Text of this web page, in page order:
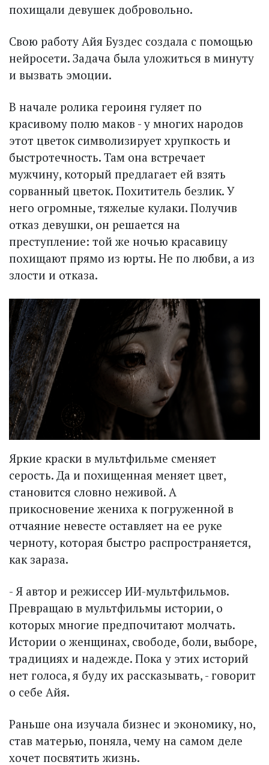
похищали девушек добровольно.
Свою работу Айя Буздес создала с помощью
нейросети. Задача была уложиться в минуту
и вызвать эмоции.
В начале ролика героиня гуляет по
красивому полю маков - у многих народов
этот цветок символизирует хрупкость и
быстротечность. Там она встречает
мужчину, который предлагает ей взять
сорванный цветок. Похититель безлик. У
него огромные, тяжелые кулаки. Получив
отказ девушки, он решается на
преступление: той же ночью красавицу
похищают прямо из юрты. Не по любви, а из
злости и отказа.
Яркие краски в мультфильме сменяет
серость. Да и похищенная меняет цвет,
становится словно неживой. А
прикосновение жениха к погруженной в
отчаяние невесте оставляет на ее руке
черноту, которая быстро распространяется,
как зараза.
- Я автор и режиссер ИИ-мультфильмов.
Превращаю в мультфильмы истории, о
которых многие предпочитают молчать.
Истории о женщинах, свободе, боли, выборе,
традициях и надежде. Пока у этих историй
нет голоса, я буду их рассказывать, - говорит
о себе Айя.
Раньше она изучала бизнес и экономику, но,
став матерью, поняла, чему на самом деле
хочет посвятить жизнь.